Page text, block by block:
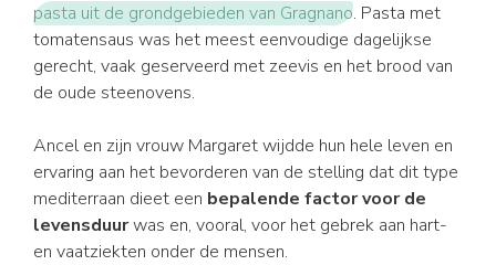
pasta uit de grondgebieden van Gragnano. Pasta met
tomatensaus was het meest eenvoudige dagelijkse
gerecht, vaak geserveerd met zeevis en het brood van
de oude steenovens.
Ancel en zijn vrouw Margaret wijdde hun hele leven en
ervaring aan het bevorderen van de stelling dat dit type
mediterraan dieet een bepalende factor voor de
levensduurwas en, vooral, voor het gebrek aan hart-
en vaatziekten onder de mensen.